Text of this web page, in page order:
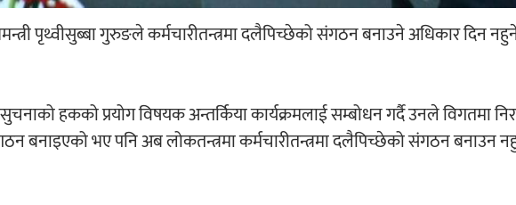
पृथ्वीसुब्बा गुरुङले कर्मचारीतन्त्रमा दलैपिच्छेको संगठन बनाउने अधिकार दिन
हकको प्रयोग विषयक अन्तर्किया कार्यक्रमलाई सम्बोधन गर्दै उनले विगतमा
बनाइएको भए पनि अब लोकतन्त्रमा कर्मचारीतन्त्रमा दलैपिच्छेको संगठन बनाउन